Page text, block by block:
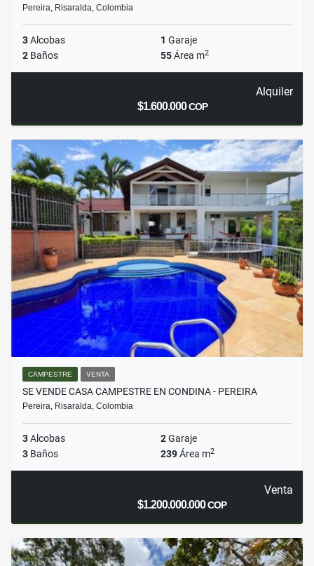
Pereira, Risaralda, Colombia
3Alcobas 1 Garaje
2 Baños 55Área m2
Alquiler
$1.600.000COP
CAMPESTRE VENTA
SE VENDE CASA CAMPESTRE EN CONDINA - PEREIRA
Pereira, Risaralda, Colombia
3Alcobas 2Garaje
3 Baños 239Área m2
Venta
$1.200.000.000COP